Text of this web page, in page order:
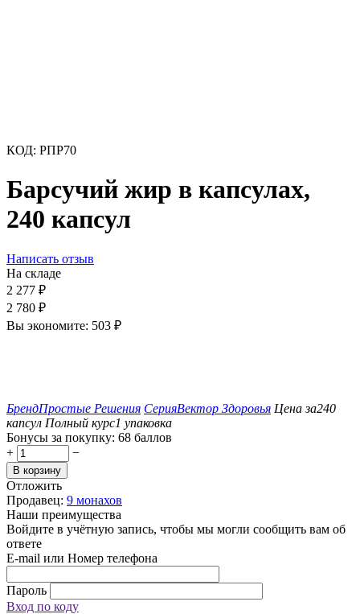
КОД: РПР70
Барсучий жир в капсулах,
240 капсул
Написать отзыв
На складе
2 277 ₽
2 780 ₽
Вы экономите: 503 ₽
БрендПростые Решения СерияВектор Здоровья Цена за240
капсул Полный курс1 упаковка
Бонусы за покупку: 68 баллов
+
−
В корзину
Отложить
Продавец: 9 монахов
Наши преимущества
Войдите в учётную запись, чтобы мы могли сообщить вам об
ответе
E-mail или Номер телефона
Пароль
Вход по коду